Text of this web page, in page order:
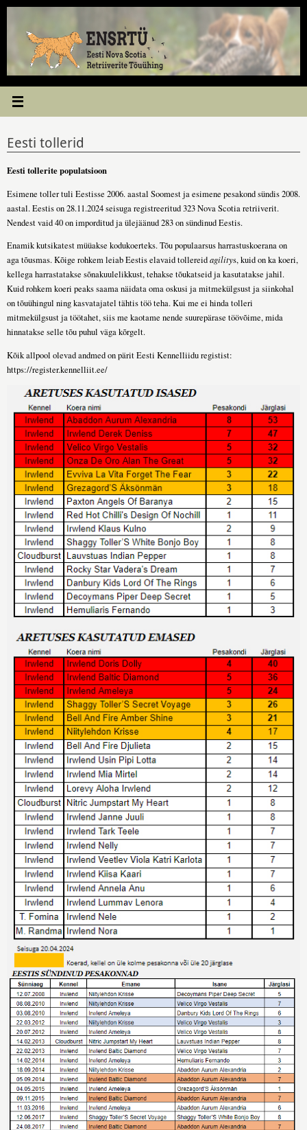
Skip
Eesti tollerid
Eesti tollerite populatsioon
Esimene toller tuli Eestisse 2006. aastal Soomest ja esimene pesakond sündis 2008.
aastal. Eestis on 28.11.2024 seisuga registreeritud 323 Nova Scotia retriiverit.
Nendest vaid 40 on imporditud ja ülejäänud 283 on sündinud Eestis.
Enamik kutsikatest müüakse kodukoerteks. Tõu populaarsus harrastuskoerana on
aga tõusmas. Kõige rohkem leiab Eestis elavaid tollereidagilitys, kuid on ka koeri,
kellega harrastatakse sõnakuulelikkust, tehakse tõukatseid ja kasutatakse jahil.
Kuid rohkem koeri peaks saama näidata oma oskusi ja mitmekülgsust ja siinkohal
on tõuühingul ning kasvatajatel tähtis töö teha. Kui me ei hinda tolleri
mitmekülgsust ja töötahet, siis me kaotame nende suurepärase töövõime, mida
hinnatakse selle tõu puhul väga kõrgelt.
Kõik allpool olevad andmed on pärit Eesti Kennelliidu registist:
https://register.kennelliit.ee/